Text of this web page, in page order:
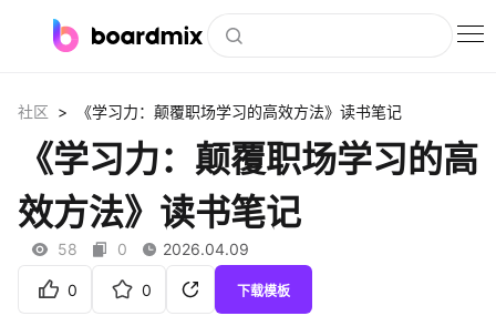
社区资源
会员
企业服务
社区 > 《学习力：颠覆职场学习的高效方法》读书笔记
《学习力：颠覆职场学习的高
效方法》读书笔记
58 0 2026.04.09
0 0 下载模板